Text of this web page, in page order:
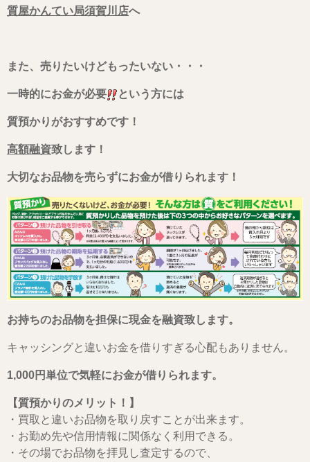
質屋かんてい局須賀川店へ
また、売りたいけどもったいない・・・
一時的にお金が必要 という方には
質預かりがおすすめです！
高額融資致します！
大切なお品物を売らずにお金が借りられます！
お持ちのお品物を担保に現金を融資致します。
キャッシングと違いお金を借りすぎる心配もありません。
1,000円単位で気軽にお金が借りられます。
【質預かりのメリット！】
・買取と違いお品物を取り戻すことが出来ます。
・お勤め先や信用情報に関係なく利用できる。
・その場でお品物を拝見し査定するので、